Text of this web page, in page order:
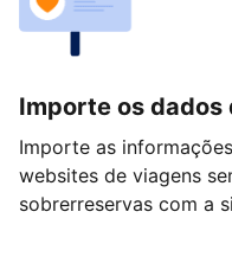
Importe os dados
Importe as
websites de viagens
sobrerreservas com a